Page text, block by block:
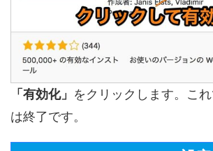
「有効化」 をクリックします。こ
は終了です。